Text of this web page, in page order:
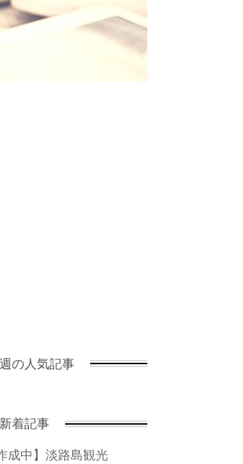
の人気記事
新着記事
成中】淡路島観光